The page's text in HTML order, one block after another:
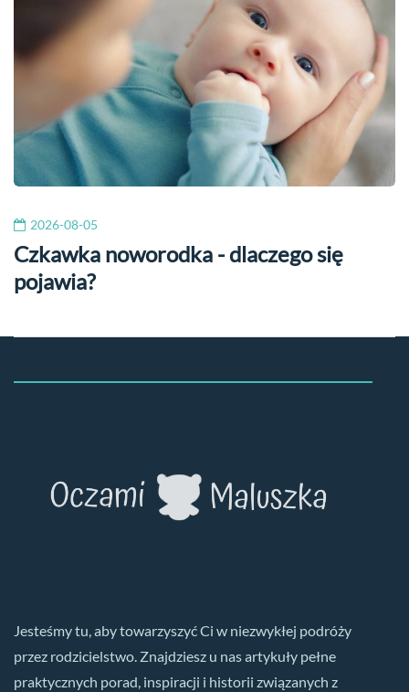
2026-08-05
Czkawka noworodka - dlaczego się
pojawia?
Jesteśmy tu, aby towarzyszyć Ci w niezwykłej podróży
przez rodzicielstwo. Znajdziesz u nas artykuły pełne
praktycznych porad, inspiracji i historii związanych z